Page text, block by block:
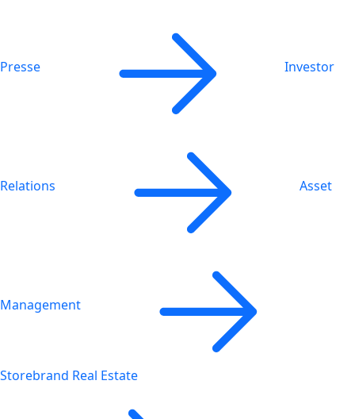
Presse Investor
Relations Asset
Management
Storebrand Real Estate